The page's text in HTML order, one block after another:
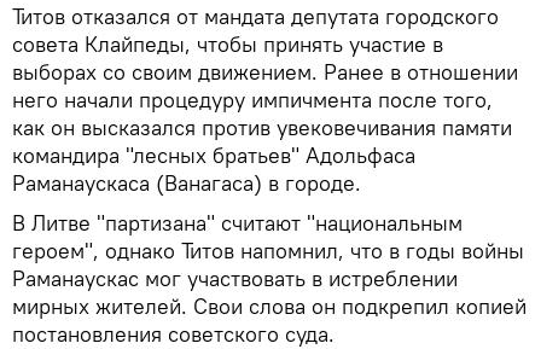
Титов отказался от мандата депутата городского
совета Клайпеды, чтобы принять участие в
выборах со своим движением. Ранее в отношении
него начали процедуру импичмента после того,
как он высказался против увековечивания памяти
командира "лесных братьев" Адольфаса
Раманаускаса (Ванагаса) в городе.
В Литве "партизана" считают "национальным
героем", однако Титов напомнил, что в годы войны
Раманаускас мог участвовать в истреблении
мирных жителей. Свои слова он подкрепил копией
постановления советского суда.